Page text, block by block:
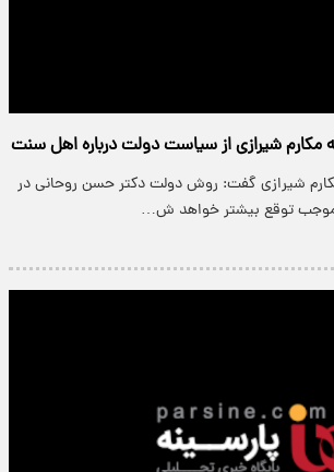
مکارم شیرازی از سیاست دولت درباره اهل سنت
مکارم شیرازی گفت: روش دولت دکتر حسن روحانی در
موجب توقع بیشتر خواهد ش…